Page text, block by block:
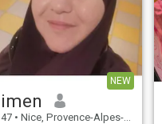
NEW
imen
47 • Nice, Provence-Alpes-Côte d'Azur, France